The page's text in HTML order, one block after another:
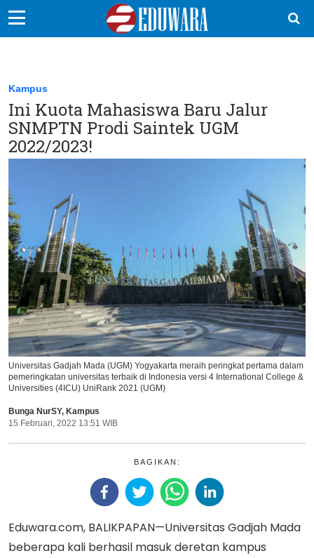
Sekolah Kita
Vokasi
Kampus
Idea
Sains
EduDana
Ikuti Kami di:
Kampus
Ini Kuota Mahasiswa Baru Jalur
SNMPTN Prodi Saintek UGM
2022/2023!
Universitas Gadjah Mada (UGM) Yogyakarta meraih peringkat pertama dalam
pemeringkatan universitas terbaik di Indonesia versi 4 International College &
Universities (4ICU) UniRank 2021 (UGM)
Bunga NurSY, Kampus
15 Februari, 2022 13:51 WIB
BAGIKAN:
Eduwara.com, BALIKPAPAN—Universitas Gadjah Mada
beberapa kali berhasil masuk deretan kampus